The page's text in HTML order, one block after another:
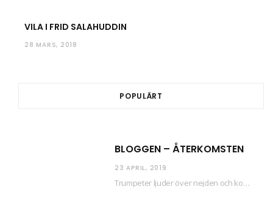
VILA I FRID SALAHUDDIN
28 MARS, 2018
POPULÄRT
BLOGGEN – ÅTERKOMSTEN
23 APRIL, 2019
Trumpeter ljuder över nejden och konfetti regnar längsmed husfasaderna – FREDEN ÄR HÄR! Eller ahem.…